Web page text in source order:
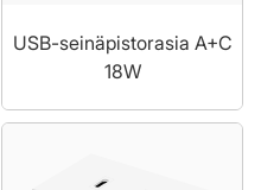
USB-seinäpistorasia A+C
18W